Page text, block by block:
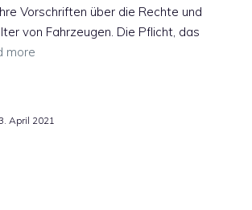
Vorschriften über die Rechte und
von Fahrzeugen. Die Pflicht, das
more
April 2021